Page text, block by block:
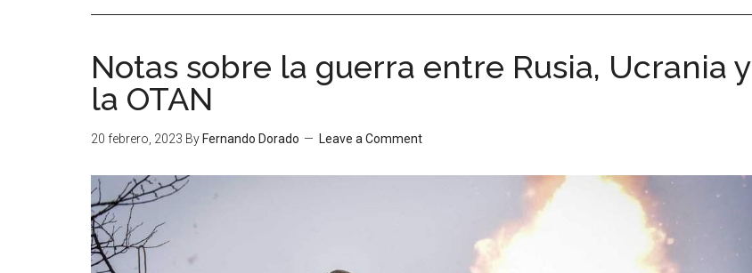
Notas sobre la guerra entre Rusia, Ucrania y
la OTAN
20 febrero, 2023 By Fernando Dorado Leave a Comment